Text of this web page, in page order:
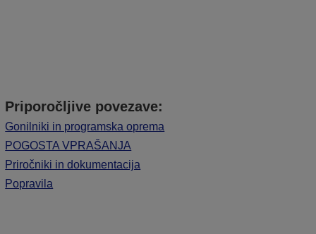
Priporočljive povezave:
Gonilniki in programska oprema
POGOSTA VPRAŠANJA
Priročniki in dokumentacija
Popravila